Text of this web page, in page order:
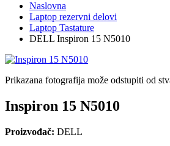
Naslovna
Laptop rezervni delovi
Laptop Tastature
DELL Inspiron 15 N5010
Prikazana fotografija može odstupiti od
Inspiron 15 N5010
Proizvođač: DELL